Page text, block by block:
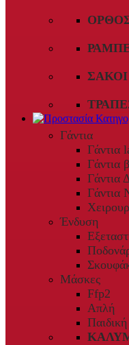
Γάντια
Γάντια
Γάντια
Γάντια
Γάντια
Ένδυση
Μάσκες
Ffp2
Απλή